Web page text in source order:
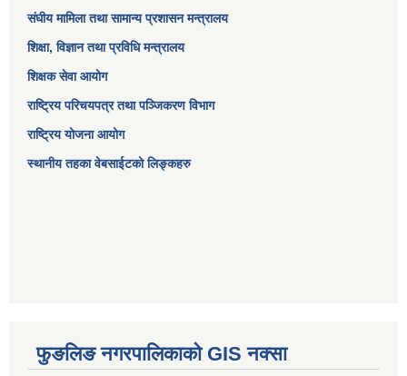
संघीय मामिला तथा सामान्य प्रशासन मन्त्रालय
शिक्षा, विज्ञान तथा प्रविधि मन्त्रालय
शिक्षक सेवा आयोग
राष्ट्रिय परिचयपत्र तथा पञ्जिकरण विभाग
राष्ट्रिय योजना आयोग
स्थानीय तहका वेबसाईटको लिङ्कहरु
फुङलिङ नगरपालिकाको GIS नक्सा